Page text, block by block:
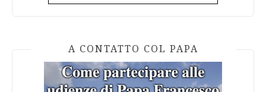
A CONTATTO COL PAPA